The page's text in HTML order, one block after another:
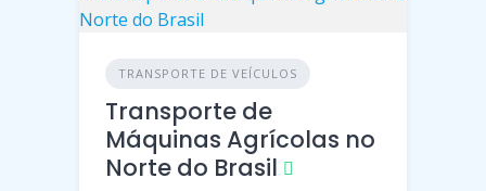
TRANSPORTE DE VEÍCULOS
Transporte de
Máquinas Agrícolas no
Norte do Brasil